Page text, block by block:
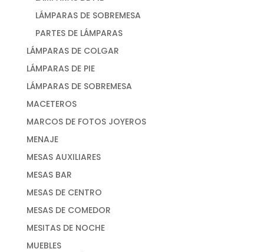
LÁMPARAS DE SOBREMESA
PARTES DE LÁMPARAS
LÁMPARAS DE COLGAR
LÁMPARAS DE PIE
LÁMPARAS DE SOBREMESA
MACETEROS
MARCOS DE FOTOS JOYEROS
MENAJE
MESAS AUXILIARES
MESAS BAR
MESAS DE CENTRO
MESAS DE COMEDOR
MESITAS DE NOCHE
MUEBLES